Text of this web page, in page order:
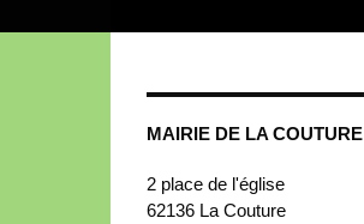
MAIRIE DE LA COUTURE
2 place de l'église
62136 La Couture